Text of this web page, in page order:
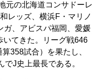
元の北海道コンサドーレ
レッズ、横浜F・マリノ
ガ、アビスパ福岡、愛媛
いてきた。リーグ戦646
358試合）を果たし、
J史上最長である。